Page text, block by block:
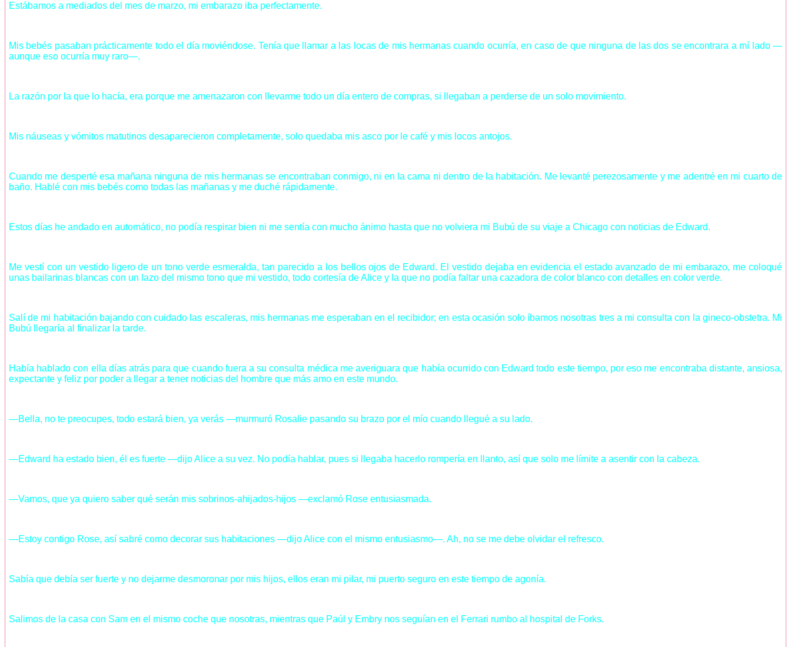
Estábamos a mediados del mes de marzo, mi embarazo iba perfectamente.
Mis bebés pasaban prácticamente todo el día moviéndose. Tenía que llamar a las locas de mis hermanas cuando ocurría, en caso de que ninguna de las dos se encontrara a mí lado —
aunque eso ocurría muy raro—.
La razón por la que lo hacía, era porque me amenazaron con llevarme todo un día entero de compras, si llegaban a perderse de un solo movimiento.
Mis náuseas y vómitos matutinos desaparecieron completamente, solo quedaba mis asco por le café y mis locos antojos.
Cuando me desperté esa mañana ninguna de mis hermanas se encontraban conmigo, ni en la cama ni dentro de la habitación. Me levanté perezosamente y me adentré en mi cuarto de
baño. Hablé con mis bebés como todas las mañanas y me duché rápidamente.
Estos días he andado en automático, no podía respirar bien ni me sentía con mucho ánimo hasta que no volviera mi Bubú de su viaje a Chicago con noticias de Edward.
Me vestí con un vestido ligero de un tono verde esmeralda, tan parecido a los bellos ojos de Edward. El vestido dejaba en evidencia el estado avanzado de mi embarazo, me coloqué
unas bailarinas blancas con un lazo del mismo tono que mi vestido, todo cortesía de Alice y la que no podía faltar una cazadora de color blanco con detalles en color verde.
Salí de mi habitación bajando con cuidado las escaleras, mis hermanas me esperaban en el recibidor; en esta ocasión solo íbamos nosotras tres a mi consulta con la gineco-obstetra. Mi
Bubú llegaría al finalizar la tarde.
Había hablado con ella días atrás para que cuando fuera a su consulta médica me averiguara que había ocurrido con Edward todo este tiempo, por eso me encontraba distante, ansiosa,
expectante y feliz por poder a llegar a tener noticias del hombre que más amo en este mundo.
—Bella, no te preocupes, todo estará bien, ya verás —murmuró Rosalie pasando su brazo por el mío cuando llegué a su lado.
—Edward ha estado bien, él es fuerte —dijo Alice a su vez. No podía hablar, pues si llegaba hacerlo rompería en llanto, así que solo me límite a asentir con la cabeza.
—Vamos, que ya quiero saber qué serán mis sobrinos-ahijados-hijos —exclamó Rose entusiasmada.
—Estoy contigo Rose, así sabré como decorar sus habitaciones —dijo Alice con el mismo entusiasmo—. Ah, no se me debe olvidar el refresco.
Sabía que debía ser fuerte y no dejarme desmoronar por mis hijos, ellos eran mi pilar, mi puerto seguro en este tiempo de agonía.
Salimos de la casa con Sam en el mismo coche que nosotras, mientras que Paúl y Embry nos seguían en el Ferrari rumbo al hospital de Forks.